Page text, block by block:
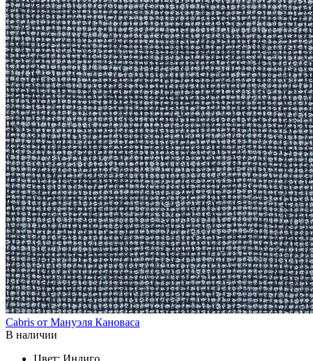
Cabris от Мануэля Кановаса
В наличии
Цвет: Индиго